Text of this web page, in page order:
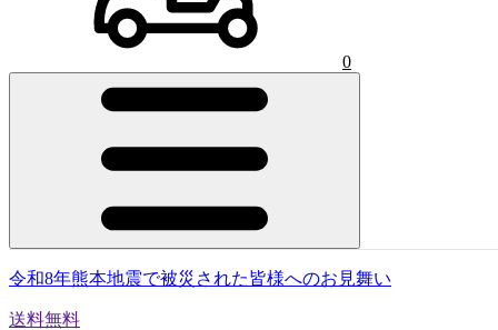
0
令和8年熊本地震で被災された皆様へのお見舞い
送料無料